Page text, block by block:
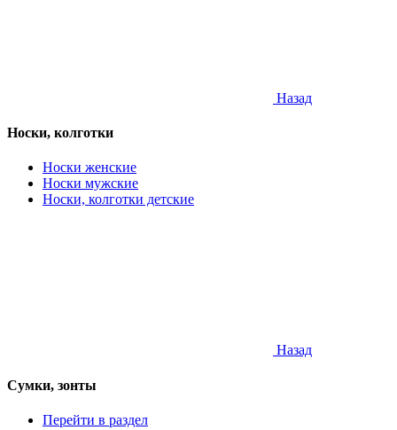
Назад
Носки, колготки
Носки женские
Носки мужские
Носки, колготки детские
Назад
Сумки, зонты
Перейти в раздел